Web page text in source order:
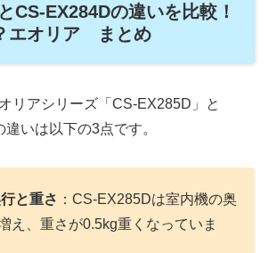
CS-EX284Dの違いを比較！
エオリア まとめ
リアシリーズ「CS-EX285D」と
違いは以下の3点です。
と重さ ：CS-EX285Dは室内機の奥
え、重さが0.5kg重くなっていま